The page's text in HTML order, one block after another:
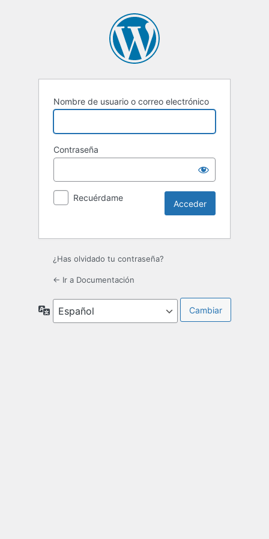
Nombre de usuario o correo electrónico
Contraseña
Recuérdame
¿Has olvidado tu contraseña?
← Ir a Documentación
Idioma